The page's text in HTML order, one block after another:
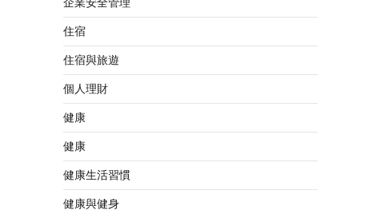
住宿
住宿與旅遊
個人理財
健康
健康
健康生活習慣
健康與健身